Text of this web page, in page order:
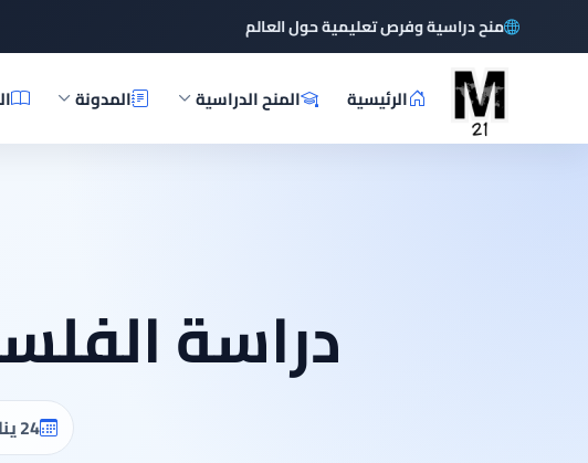
منح دراسية وفرص تعليمية حول العالم
الرئيسية المنح الدراسية المدونة
دراسة
24 يناير، 2026